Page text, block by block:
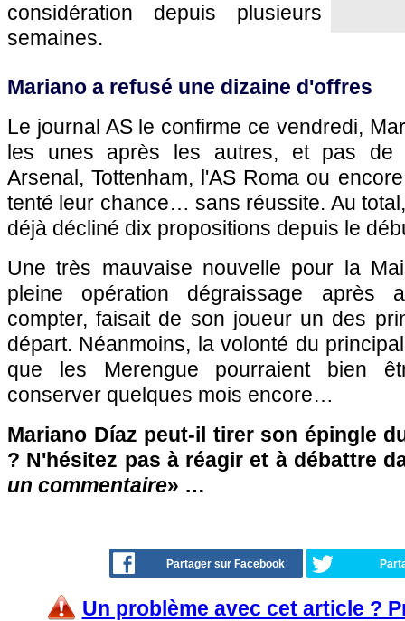
considération depuis plusieurs
semaines.
Mariano a refusé une dizaine d'offres
Le journal AS le confirme ce vendredi,
les unes après les autres, et pas de
Arsenal, Tottenham, l'AS Roma ou
tenté leur chance… sans réussite. Au
déjà décliné dix propositions depuis le
Une très mauvaise nouvelle pour la
pleine opération dégraissage après
compter, faisait de son joueur un des
départ. Néanmoins, la volonté du
que les Merengue pourraient bien
conserver quelques mois encore…
Mariano Díaz peut-il tirer son épingle
? N'hésitez pas à réagir et à débattre
un commentaire» …
Partager sur Facebook
Un problème avec cet article ?